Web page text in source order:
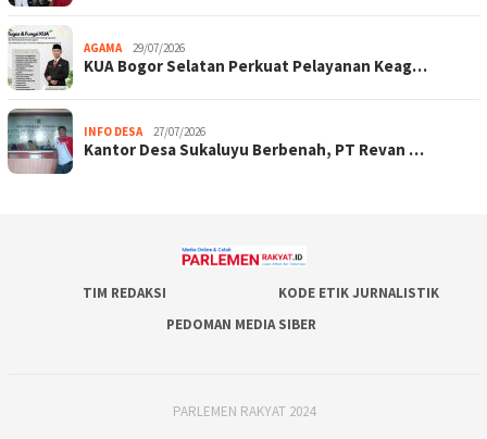
AGAMA 29/07/2026
KUA Bogor Selatan Perkuat Pelayanan Keag…
INFO DESA 27/07/2026
Kantor Desa Sukaluyu Berbenah, PT Revan …
TIM REDAKSI
KODE ETIK JURNALISTIK
PEDOMAN MEDIA SIBER
PARLEMEN RAKYAT 2024